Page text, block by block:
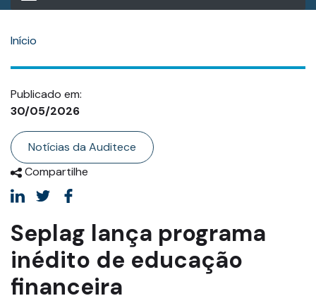
Início
Publicado em:
30/05/2026
Categoria
Notícias da Auditece
Compartilhe
Seplag lança programa
inédito de educação
financeira